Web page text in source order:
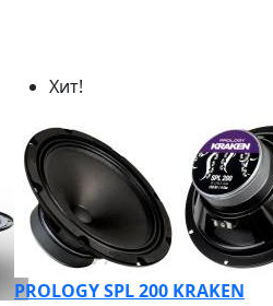
Хит!
PROLOGY SPL 200 KRAKEN